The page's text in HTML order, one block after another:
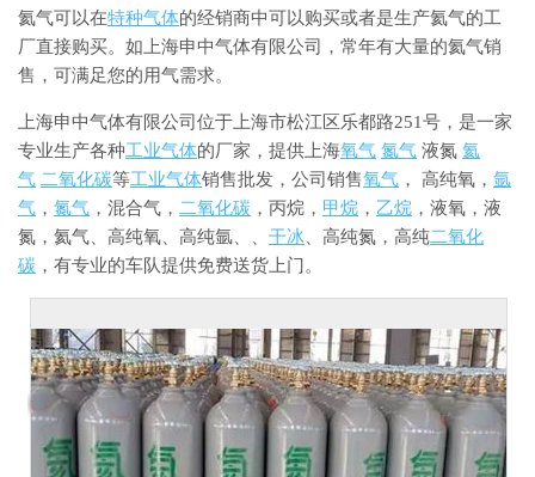
氦气可以在特种气体的经销商中可以购买或者是生产氦气的工
厂直接购买。如上海申中气体有限公司，常年有大量的氦气销
售，可满足您的用气需求。
上海申中气体有限公司位于上海市松江区乐都路251号，是一家
专业生产各种工业气体的厂家，提供上海氧气 氮气 液氮 氦
气 二氧化碳等工业气体销售批发，公司销售氧气 ， 高纯氧， 氩
气 ， 氮气 ，混合气， 二氧化碳 ，丙烷， 甲烷 ， 乙烷 ，液氧，液
氮，氦气、高纯氧、高纯氩、、 干冰 、高纯氮，高纯二氧化
碳 ，有专业的车队提供免费送货上门。